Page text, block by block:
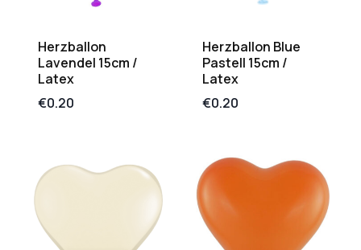
Herzballon
Lavendel 15cm /
Latex
€0.20
Herzballon Blue
Pastell 15cm /
Latex
€0.20